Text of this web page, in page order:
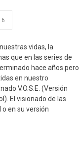
vidas, la
que en las series de
hace años pero
en nuestro
V.O.S.E. (Versión
El visionado de las
en su versión